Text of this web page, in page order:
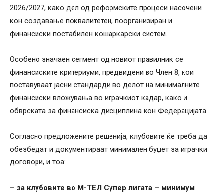
2026/2027, како дел од реформските процеси насочени
кон создавање поквалитетен, поорганизиран и
финансиски постабилен кошаркарски систем.
Особено значаен сегмент од новиот правилник се
финансиските критериуми, предвидени во Член 8, кои
поставуваат јасни стандарди во делот на минималните
финансиски вложувања во играчкиот кадар, како и
обврската за финансиска дисциплина кон Федерацијата.
Согласно предложените решенија, клубовите ќе треба да
обезбедат и документираат минимален буџет за играчки
договори, и тоа:
– за клубовите во М-ТЕЛ Супер лигата – минимум